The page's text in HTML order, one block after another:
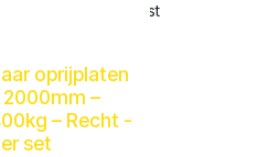
aan verlanglijst
oprijplaten
2000mm –
– Recht -
set